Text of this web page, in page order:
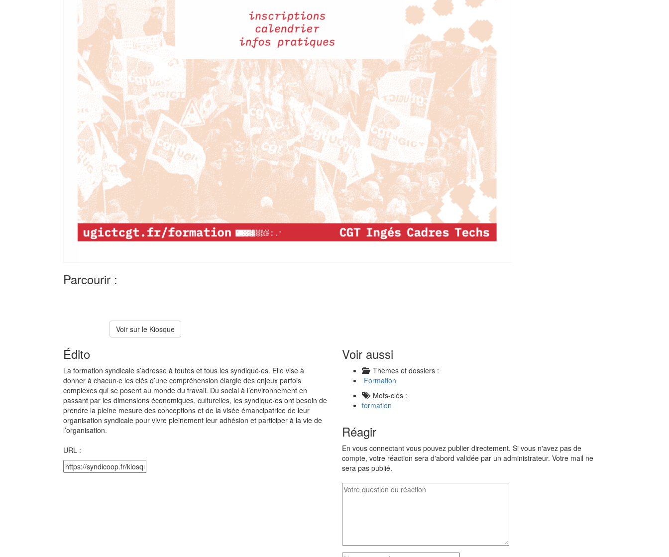
Parcourir :
Voir sur le Kiosque
Édito
La formation syndicale s’adresse à toutes et tous les syndiqué·es. Elle vise à
donner à chacun·e les clés d’une compréhension élargie des enjeux parfois
complexes qui se posent au monde du travail. Du social à l’environnement en
passant par les dimensions économiques, culturelles, les syndiqué·es ont besoin de
prendre la pleine mesure des conceptions et de la visée émancipatrice de leur
organisation syndicale pour vivre pleinement leur adhésion et participer à la vie de
l’organisation.
URL :
Voir aussi
Thèmes et dossiers :
Formation
Mots-clés :
formation
Réagir
En vous connectant vous pouvez publier directement. Si vous n'avez pas de
compte, votre réaction sera d'abord validée par un administrateur. Votre mail ne
sera pas publié.